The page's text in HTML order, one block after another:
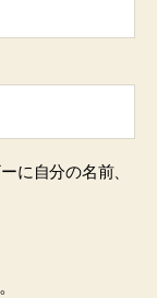
に自分の名前、